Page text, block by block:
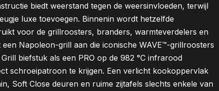
biedt weerstand tegen de weersinvloeden, terwijl
luxe toevoegen. Binnenin wordt hetzelfde
voor de grillroosters, branders, warmteverdelers en
Napoleon-grill aan die iconische WAVE™-grillroosters
biefstuk als een PRO op de 982 °C infrarood
schroeipatroon te krijgen. Een verlicht kookoppervlak
Soft Close deuren en ruime zijtafels slechts enkele van